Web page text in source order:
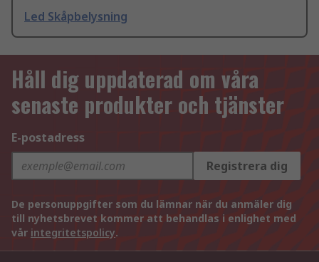
Led Skåpbelysning
Håll dig uppdaterad om våra
senaste produkter och tjänster
E-postadress
Registrera dig
De personuppgifter som du lämnar när du anmäler dig
till nyhetsbrevet kommer att behandlas i enlighet med
vår integritetspolicy.